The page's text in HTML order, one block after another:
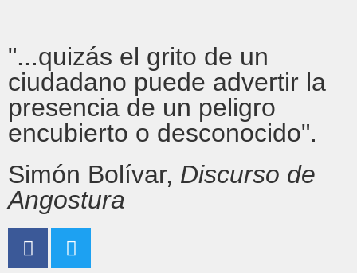
"...quizás el grito de un
ciudadano puede advertir la
presencia de un peligro
encubierto o desconocido".
Simón Bolívar, Discurso de
Angostura